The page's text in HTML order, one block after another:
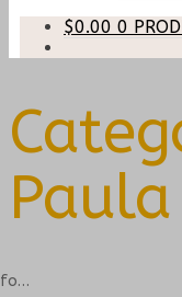
$0.00 0